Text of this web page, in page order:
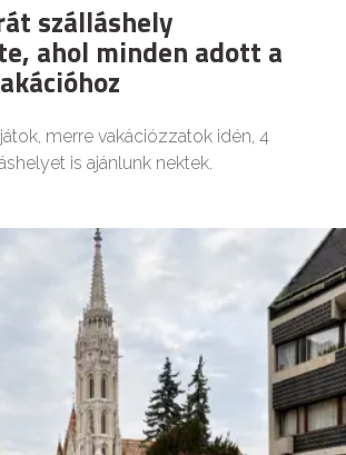
szálláshely
ahol minden adott a
merre vakációzzatok idén, 4
is ajánlunk nektek.